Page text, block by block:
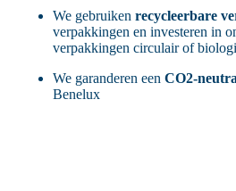
We gebruiken recycleerbare
verpakkingen en investeren in
verpakkingen circulair of
We garanderen een CO2-
Benelux